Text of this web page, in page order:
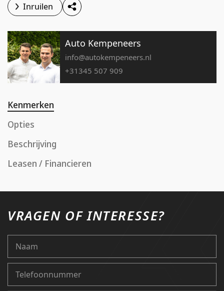
Inruilen
Auto Kempeneers
info@autokempeneers.nl
+31345 507 909
Kenmerken
Opties
Beschrijving
Leasen / Financieren
VRAGEN OF INTERESSE?